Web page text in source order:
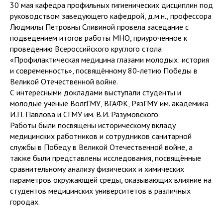
30 мая кафедра профильных гигиенических дисциплин под
руководством заведующего кафедрой, д.м.н., профессора
Людмилы Петровны Сливиной провела заседание с
подведением итогов работы МНО, приуроченное к
проведению Всероссийского круглого стола
«Профилактическая медицина глазами молодых: история
и современность», посвящённому 80-летию Победы в
Великой Отечественной войне.
С интересными докладами выступали студенты и
молодые учёные ВолгГМУ, ВГАФК, РязГМУ им. академика
И.П. Павлова и СГМУ им. В.И. Разумовского.
Работы были посвящены историческому вкладу
медицинских работников и сотрудников санитарной
службы в Победу в Великой Отечественной войне, а
также были представлены исследования, посвящённые
сравнительному анализу физических и химических
параметров окружающей среды, оказывающих влияние на
студентов медицинских университетов в различных
городах.